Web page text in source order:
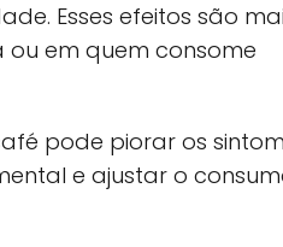
Esses efeitos são
em quem consome
pode piorar os
e ajustar o